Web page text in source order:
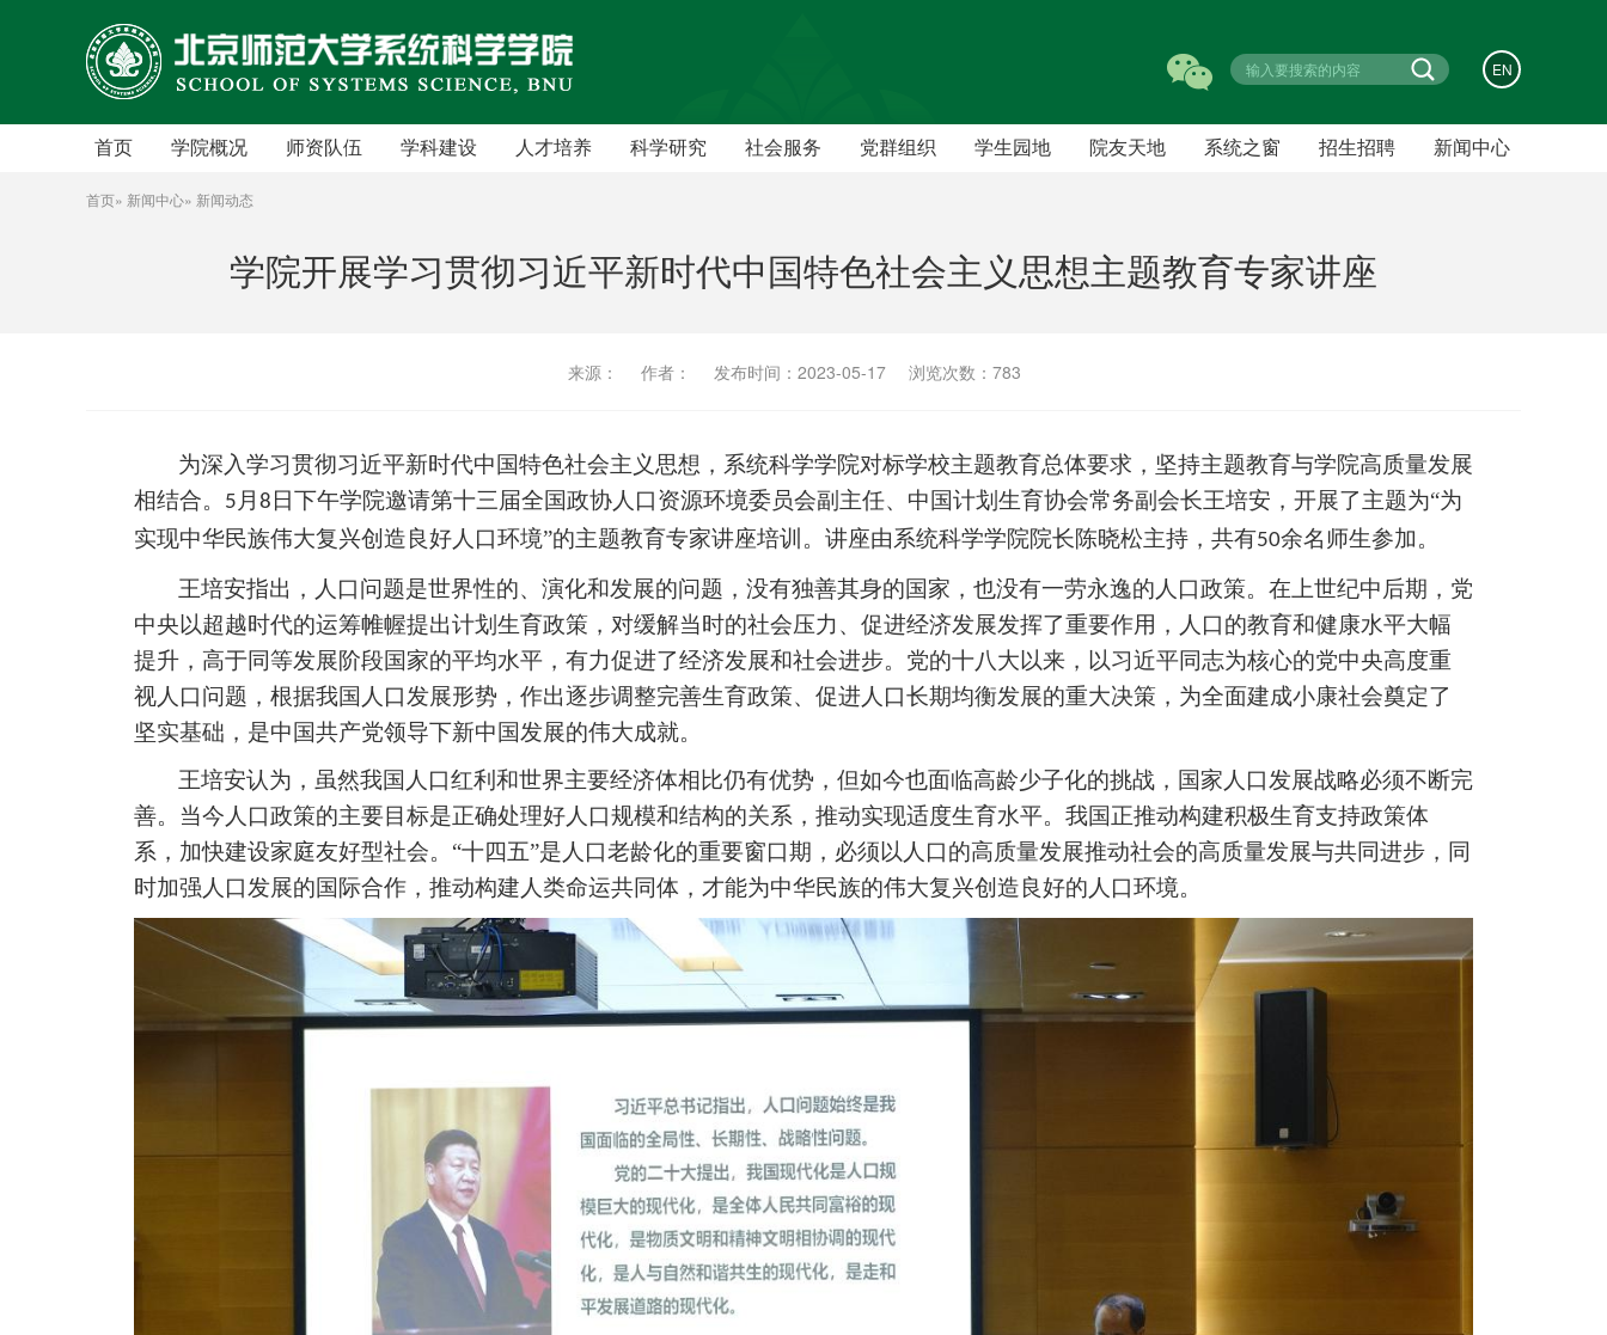
EN
首页 学院概况
学院简介
历史沿革
工作机构
学院章程
师资队伍
复杂系统国际科学中心
博士后
退休人员
学科建设
研究集群
人才培养
学术博士
科学研究
学术交流
社会服务 党群组织 学生园地 院友天地 系统之窗 招生招聘 新闻中心
首页» 新闻中心» 新闻动态
学院开展学习贯彻习近平新时代中国特色社会主义思想主题教育专家讲座
来源： 作者： 发布时间：2023-05-17 浏览次数： 783
为深入学习贯彻习近平新时代中国特色社会主义思想，系统科学学院对标学校主题教育总体要求，坚持主题教育与学院高质量发展
相结合。
5 月 8 日下午学院邀请第十三届全国政协人口资源环境委员会副主任、中国计划生育协会常务副会长王培安，开展了主题为“为
实现中华民族伟大复兴创造良好人口环境”的主题教育专家讲座培训。讲座由系统科学学院院长陈晓松主持，共有50余名师生参加。
王培安指出，人口问题是世界性的、演化和发展的问题，没有独善其身的国家，也没有一劳永逸的人口政策。在上世纪中后期，党
中央以超越时代的运筹帷幄提出计划生育政策，对缓解当时的社会压力、促进经济发展发挥了重要作用，人口的教育和健康水平大幅
提升，高于同等发展阶段国家的平均水平，有力促进了经济发展和社会进步。党的十八大以来，以习近平同志为核心的党中央高度重
视人口问题，根据我国人口发展形势，作出逐步调整完善生育政策、促进人口长期均衡发展的重大决策，为全面建成小康社会奠定了
坚实基础，是中国共产党领导下新中国发展的伟大成就。
王培安认为，虽然我国人口红利和世界主要经济体相比仍有优势，但如今也面临高龄少子化的挑战，国家人口发展战略必须不断完
善。当今人口政策的主要目标是正确处理好人口规模和结构的关系，推动实现适度生育水平。我国正推动构建积极生育支持政策体
系，加快建设家庭友好型社会。 “十四五”是人口老龄化的重要窗口期，必须以人口的高质量发展推动社会的高质量发展与共同进步，同
时加强人口发展的国际合作，推动构建人类命运共同体，才能为中华民族的伟大复兴创造良好的人口环境。